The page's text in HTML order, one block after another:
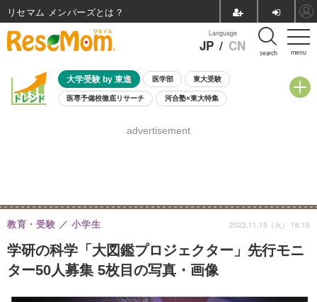
menu
Language
JP / CN search
大学受験 by 東進 医学部 東大受験
医専予備校徹底リサーチ 河合塾×東大特集
8月開催学校説明会・相談会
advertisement
学研の科学「大図鑑プロジェクター」先行モニ
ター50人募集 5枚目の写真・画像
教育・受験 小学生 2022.11.15（火） 16:15
リセマム メンバーズ